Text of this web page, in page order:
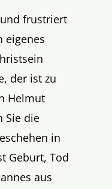
frustriert
eigenes
der ist zu
Helmut
Sie die
in
Geburt, Tod
aus